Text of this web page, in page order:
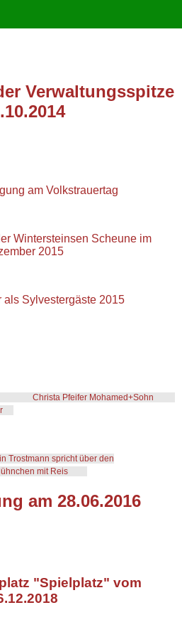
Verwaltungsspitze
am Volkstrauertag
Wintersteinsen Scheune im
2015
als Sylvestergäste 2015
Christa Pfeifer Mohamed+Sohn
Trostmann spricht über den
mit Reis
am 28.06.2016
"Spielplatz" vom